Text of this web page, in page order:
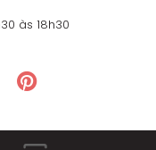
às 18h30